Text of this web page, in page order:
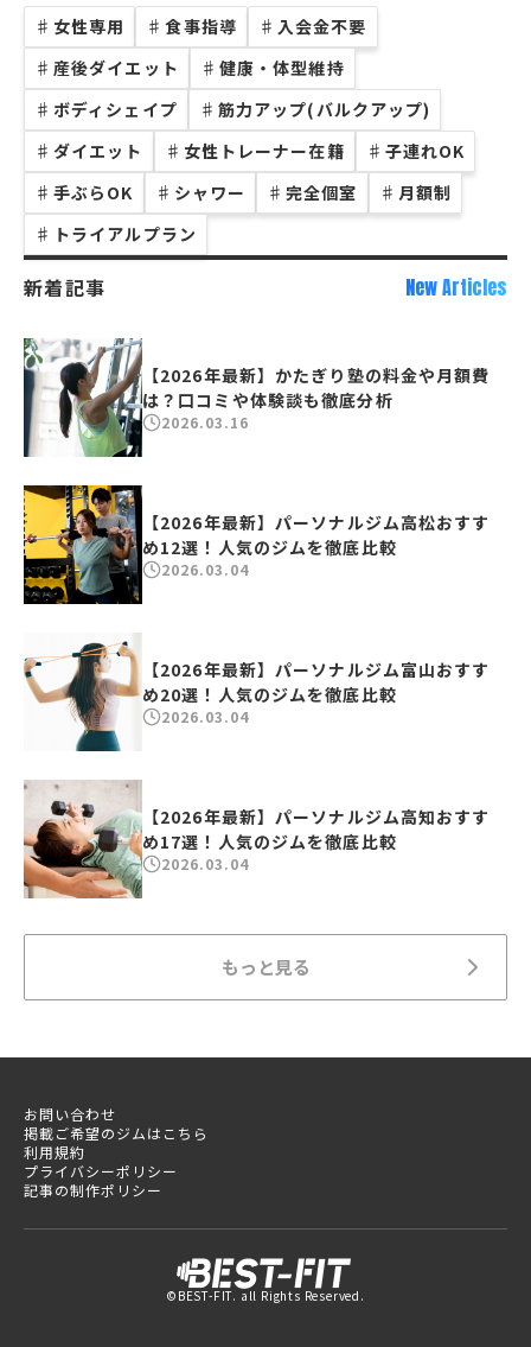
♯ 女性専用 ♯ 食事指導 ♯ 入会金不要
♯ 産後ダイエット ♯ 健康・体型維持
♯ ボディシェイプ ♯ 筋力アップ(バルクアップ)
♯ ダイエット ♯ 女性トレーナー在籍 ♯ 子連れOK
♯ 手ぶらOK ♯ シャワー ♯ 完全個室 ♯ 月額制
♯ トライアルプラン
新着記事 New Articles
【2026年最新】かたぎり塾の料金や月額費
は？口コミや体験談も徹底分析
2026.03.16
【2026年最新】パーソナルジム高松おすす
め12選！人気のジムを徹底比較
2026.03.04
【2026年最新】パーソナルジム富山おすす
め20選！人気のジムを徹底比較
2026.03.04
【2026年最新】パーソナルジム高知おすす
め17選！人気のジムを徹底比較
2026.03.04
もっと見る
お問い合わせ
掲載ご希望のジムはこちら
利用規約
プライバシーポリシー
記事の制作ポリシー
©BEST-FIT. all Rights Reserved.